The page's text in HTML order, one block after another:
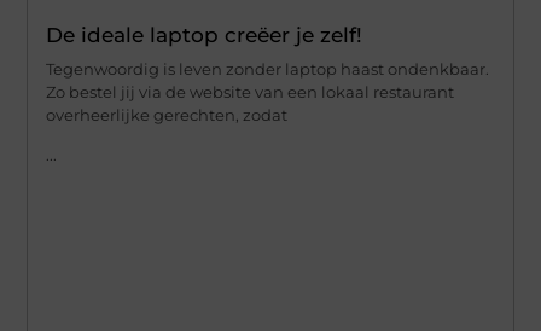
De ideale laptop creëer je zelf!
Tegenwoordig is leven zonder laptop haast ondenkbaar.
Zo bestel jij via de website van een lokaal restaurant
overheerlijke gerechten, zodat
...